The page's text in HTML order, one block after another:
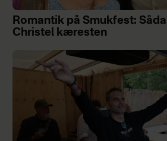
Romantik på Smukfest:
Christel kæresten